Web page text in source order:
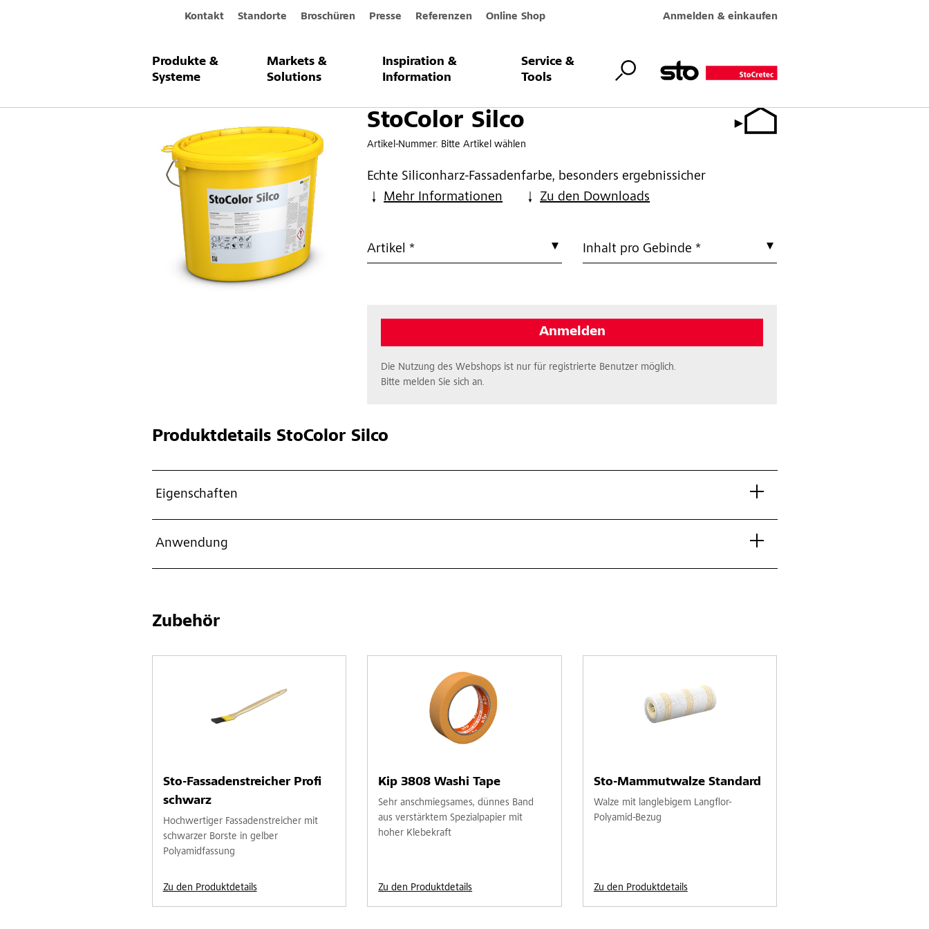
Kontakt Standorte Broschüren Presse Referenzen Online Shop Anmelden & einkaufen
Produkte &
Systeme
Markets &
Solutions
Inspiration &
Information
Service &
Tools
Produkte & Systeme StoColor Silco
StoColor Silco
Artikel-Nummer: Bitte Artikel wählen
Echte Siliconharz-Fassadenfarbe, besonders ergebnissicher
Mehr Informationen
Zu den Downloads
Artikel * Inhalt pro Gebinde *
Anmelden
Die Nutzung des Webshops ist nur für registrierte Benutzer möglich.
Bitte melden Sie sich an.
ProduktdetailsStoColor Silco
Eigenschaften
Anwendung
Zubehör
Sto-Fassadenstreicher Profi
schwarz
Hochwertiger Fassadenstreicher mit
schwarzer Borste in gelber
Polyamidfassung
Zu den Produktdetails
Kip 3808 Washi Tape
Sehr anschmiegsames, dünnes Band
aus verstärktem Spezialpapier mit
hoher Klebekraft
Zu den Produktdetails
Sto-Mammutwalze Standard
Walze mit langlebigem Langflor-
Polyamid-Bezug
Zu den Produktdetails